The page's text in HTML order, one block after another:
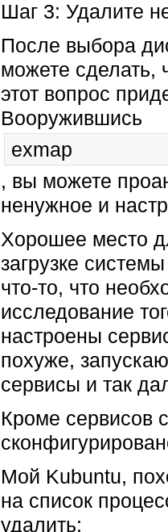
Шаг 3: Удалите
После выбора
можете сделать,
этот вопрос
Вооружившись
exmap
, вы можете
ненужное и
Хорошее место
загрузке
что-то, что
исследование
настроены
похуже,
сервисы и так
Кроме сервисов
Мой Kubuntu,
на список
удалить: